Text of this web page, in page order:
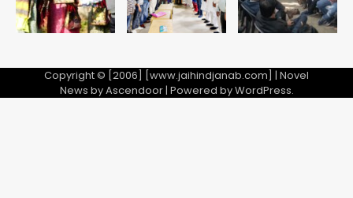
Copyright © [2006] [www.jaihindjanab.com] | Novel
News byAscendoor| Powered byWordPress.